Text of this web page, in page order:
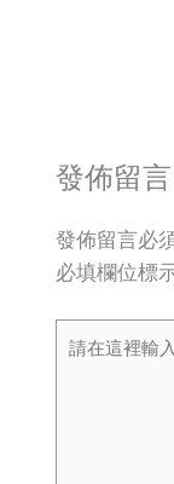
發佈留言
發佈留言必
必填欄位標
請